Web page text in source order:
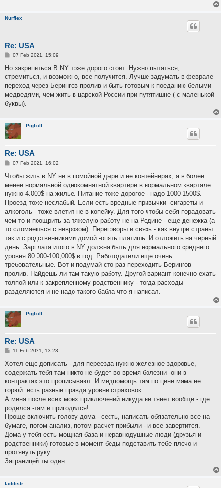
Nurflex
Re: USA
P
s
07 Feb 2021, 15:09
Но закрепиться В NY тоже дорого стоит. Нужно пытаться,
стремиться, и возможно, все получится. Лучше задумать в феврале
переход через Берингов пролив и быть готовым к поеданию белыми
медведями, чем жить в царской России при путятишне ( с маленькой
буквы).
Pigball
Re: USA
P
s
07 Feb 2021, 16:02
Чтобы жить в NY не в помойной дыре и не контейнерах, а в более
менее нормальной однокомнатной квартире в нормальном квартале
нужно 4.000$ на жилье. Питание тоже дорогое - надо 1000-1500$.
Проезд тоже неслабый. Если есть вредные привычки -сигареты и
алкоголь - тоже влетит не в копейку. Для того чтобы себя порадовать
чем-то и поощрить за тяжелую работу не на Родине - еще денежка (а
то сломаешься с неврозом). Переговоры и связь - как внутри страны
так и с родственниками домой -опять платишь. И отложить на черный
день. Зарплата итого в NY должна быть для нормального среднего
уровня 80.000-100,000$ в год. Работодатели еще очень
требовательные. Вот и подумай сто раз переходить Берингов
пролив. Найдешь ли там такую работу. Другой вариант конечно ехать
толпой или к закрепленному родственнику - тогда расходы
разделяются и не надо такого бабла что я написал.
Pigball
Re: USA
P
s
11 Feb 2021, 13:23
Хотел еще дописать - для переезда нужно железное здоровье,
содержать тебя там никто не будет во время болезни -они в
контрактах это прописывают. И медпомощь там по цене мама не
горюй. есть разные правда уровни страховок.
А меня после всех моих приключений никуда не тянет вообще - где
родился -там и пригодился!
Проще включить голову дома - сесть, написать обязательно все на
бумаге, потом анализ, потом расчет прибыли - и все завертится.
Дома у тебя есть мощная база и неравнодушные люди (друзья и
родственники) готовые в момент беды подставить тебе плечо и
протянуть руку.
Заграницей ты один.
faddistr